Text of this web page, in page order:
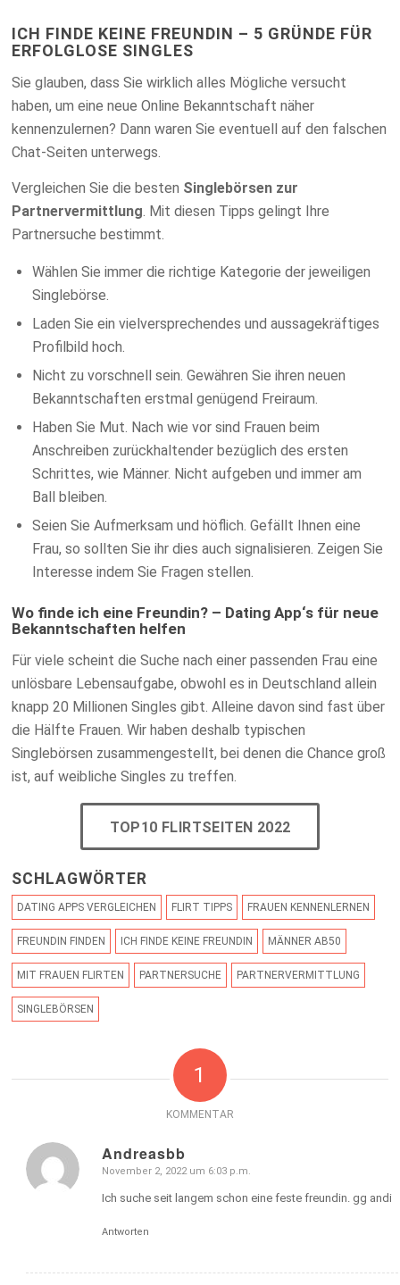
ICH FINDE KEINE FREUNDIN – 5 GRÜNDE FÜR
ERFOLGLOSE SINGLES
Sie glauben, dass Sie wirklich alles Mögliche versucht
haben, um eine neue Online Bekanntschaft näher
kennenzulernen? Dann waren Sie eventuell auf den falschen
Chat-Seiten unterwegs.
Vergleichen Sie die besten Singlebörsen zur
Partnervermittlung . Mit diesen Tipps gelingt Ihre
Partnersuche bestimmt.
Wählen Sie immer die richtige Kategorie der jeweiligen
Singlebörse.
Laden Sie ein vielversprechendes und aussagekräftiges
Profilbild hoch.
Nicht zu vorschnell sein. Gewähren Sie ihren neuen
Bekanntschaften erstmal genügend Freiraum.
Haben Sie Mut. Nach wie vor sind Frauen beim
Anschreiben zurückhaltender bezüglich des ersten
Schrittes, wie Männer. Nicht aufgeben und immer am
Ball bleiben.
Seien Sie Aufmerksam und höflich. Gefällt Ihnen eine
Frau, so sollten Sie ihr dies auch signalisieren. Zeigen Sie
Interesse indem Sie Fragen stellen.
Wo finde ich eine Freundin? – Dating App‘s für neue
Bekanntschaften helfen
Für viele scheint die Suche nach einer passenden Frau eine
unlösbare Lebensaufgabe, obwohl es in Deutschland allein
knapp 20 Millionen Singles gibt. Alleine davon sind fast über
die Hälfte Frauen. Wir haben deshalb typischen
Singlebörsen zusammengestellt, bei denen die Chance groß
ist, auf weibliche Singles zu treffen.
TOP10 FLIRTSEITEN 2022
SCHLAGWÖRTER
DATING APPS VERGLEICHEN FLIRT TIPPS FRAUEN KENNENLERNEN
FREUNDIN FINDEN ICH FINDE KEINE FREUNDIN MÄNNER AB50
MIT FRAUEN FLIRTEN PARTNERSUCHE PARTNERVERMITTLUNG
SINGLEBÖRSEN
1
KOMMENTAR
Andreasbb
sagte:
November 2, 2022 um 6:03 p.m.
Ich suche seit langem schon eine feste freundin. gg andi
Antworten